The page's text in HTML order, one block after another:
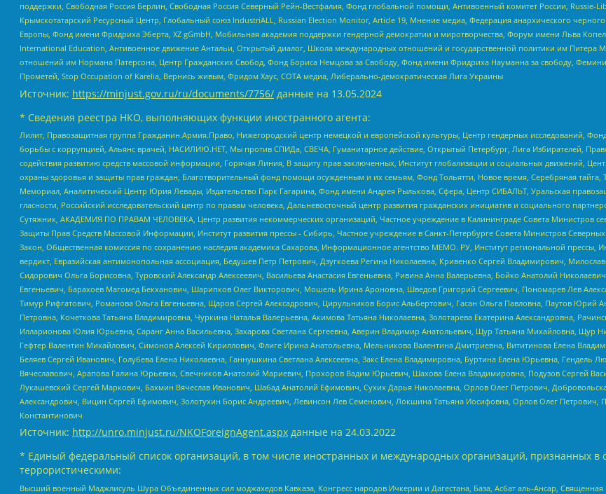
поддержки, Свободная Россия Берлин, Свободная Россия Северный Рейн-Вестфалия, Фонд глобальной помощи, Антивоенный комитет России, Russie-
Крымскотатарский Ресурсный Центр, Глобальный союз IndustriALL, Russian Election Monitor, Article 19, Мнение медиа, Федерация анархического
Европы, Фонд имени Фридриха Эберта, XZ gGmbH, Мобильная академия поддержки гендерной демократии и миротворчества, Форум имени Льва
International Education, Антивоенное движение Антальи, Открытый диалог, Школа международных отношений и государственной политики им Питера
отношений им Нормана Патерсона, Центр Гражданских Свобод, Фонд Бориса Немцова за Свободу, Фонд имени Фридриха Науманна за свободу,
Прометей, Stop Occupation of Karelia, Вернись живым, Фридом Хаус, СОТА медиа, Либерально-демократическая Лига Украины
Источник: https://minjust.gov.ru/ru/documents/7756/ данные на 13.05.2024
* Сведения реестра НКО, выполняющих функции иностранного агента:
Лилит, Правозащитная группа Гражданин.Армия.Право, Нижегородский центр немецкой и европейской культуры, Центр гендерных исследований,
борьбы с коррупцией, Альянс врачей, НАСИЛИЮ.НЕТ, Мы против СПИДа, СВЕЧА, Гуманитарное действие, Открытый Петербург, Лига Избирателей,
содействия развитию средств массовой информации, Горячая Линия, В защиту прав заключенных, Институт глобализации и социальных движений,
охраны здоровья и защиты прав граждан, Благотворительный фонд помощи осужденным и их семьям, Фонд Тольятти, Новое время, Серебряная тайга,
Мемориал, Аналитический Центр Юрия Левады, Издательство Парк Гагарина, Фонд имени Андрея Рылькова, Сфера, Центр СИБАЛЬТ, Уральская
гласности, Российский исследовательский центр по правам человека, Дальневосточный центр развития гражданских инициатив и социального
Сутяжник, АКАДЕМИЯ ПО ПРАВАМ ЧЕЛОВЕКА, Центр развития некоммерческих организаций, Частное учреждение в Калининграде Совета Министров
Защиты Прав Средств Массовой Информации, Институт развития прессы - Сибирь, Частное учреждение в Санкт-Петербурге Совета Министров
Закон, Общественная комиссия по сохранению наследия академика Сахарова, Информационное агентство МЕМО. РУ, Институт региональной
вердикт, Евразийская антимонопольная ассоциация, Бедушев Петр Петрович, Дзугкоева Регина Николаевна, Кривенко Сергей Владимирович,
Сидорович Ольга Борисовна, Туровский Александр Алексеевич, Васильева Анастасия Евгеньевна, Ривина Анна Валерьевна, Бойко Анатолий
Евгеньевич, Барахоев Магомед Бекханович, Шарипков Олег Викторович, Мошель Ирина Ароновна, Шведов Григорий Сергеевич, Пономарев Лев
Тимур Рифгатович, Романова Ольга Евгеньевна, Щаров Сергей Алексадрович, Цирульников Борис Альбертович, Гасан Ольга Павловна, Паутов Юрий
Петровна, Кочеткова Татьяна Владимировна, Чуркина Наталья Валерьевна, Акимова Татьяна Николаевна, Золотарева Екатерина Александровна,
Илларионова Юлия Юрьевна, Саранг Анна Васильевна, Захарова Светлана Сергеевна, Аверин Владимир Анатольевич, Щур Татьяна Михайловна, Щур
Гефтер Валентин Михайлович, Симонов Алексей Кириллович, Флиге Ирина Анатольевна, Мельникова Валентина Дмитриевна, Вититинова Елена
Беляев Сергей Иванович, Голубева Елена Николаевна, Ганнушкина Светлана Алексеевна, Закс Елена Владимировна, Буртина Елена Юрьевна,
Вячеславович, Арапова Галина Юрьевна, Свечников Анатолий Мариевич, Прохоров Вадим Юрьевич, Шахова Елена Владимировна, Подузов Сергей
Лукашевский Сергей Маркович, Бахмин Вячеслав Иванович, Шабад Анатолий Ефимович, Сухих Дарья Николаевна, Орлов Олег Петрович,
Александрович, Вицин Сергей Ефимович, Золотухин Борис Андреевич, Левинсон Лев Семенович, Локшина Татьяна Иосифовна, Орлов Олег
Константинович
Источник: http://unro.minjust.ru/NKOForeignAgent.aspx данные на 24.03.2022
* Единый федеральный список организаций, в том числе иностранных и международных организаций, признанных в
террористическими:
Высший военный Маджлисуль Шура Объединенных сил моджахедов Кавказа, Конгресс народов Ичкерии и Дагестана, База, Асбат аль-Ансар,